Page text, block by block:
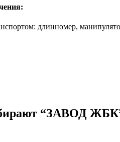
длинномер,
“ЗАВОД